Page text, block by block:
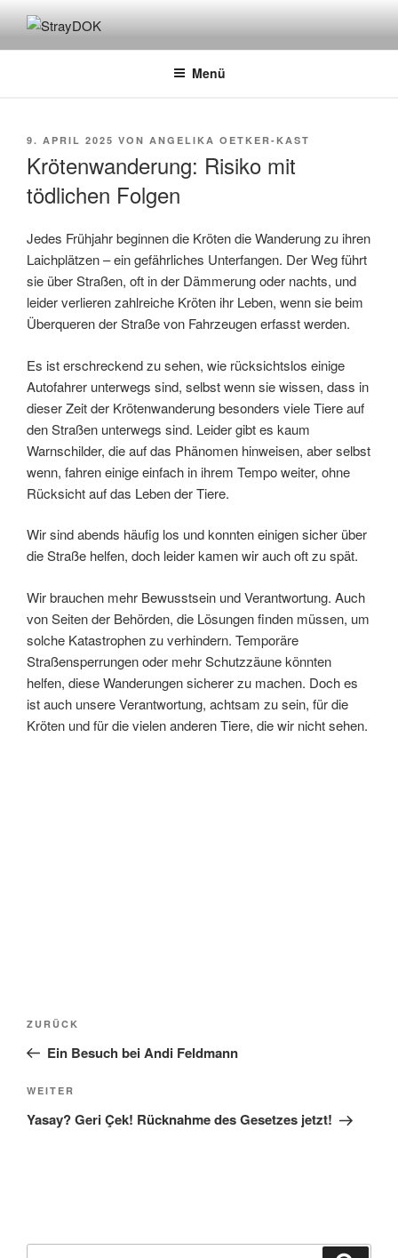
Inhalt
springenSTRAYDOK
Menü
VERÖFFENTLICHT
9. APRIL 2025 VON ANGELIKA OETKER-KAST
Krötenwanderung: Risiko mit
tödlichen Folgen
Jedes Frühjahr beginnen die Kröten die Wanderung zu ihren
Laichplätzen – ein gefährliches Unterfangen. Der Weg führt
sie über Straßen, oft in der Dämmerung oder nachts, und
leider verlieren zahlreiche Kröten ihr Leben, wenn sie beim
Überqueren der Straße von Fahrzeugen erfasst werden.
Es ist erschreckend zu sehen, wie rücksichtslos einige
Autofahrer unterwegs sind, selbst wenn sie wissen, dass in
dieser Zeit der Krötenwanderung besonders viele Tiere auf
den Straßen unterwegs sind. Leider gibt es kaum
Warnschilder, die auf das Phänomen hinweisen, aber selbst
wenn, fahren einige einfach in ihrem Tempo weiter, ohne
Rücksicht auf das Leben der Tiere.
Wir sind abends häufig los und konnten einigen sicher über
die Straße helfen, doch leider kamen wir auch oft zu spät.
Wir brauchen mehr Bewusstsein und Verantwortung. Auch
von Seiten der Behörden, die Lösungen finden müssen, um
solche Katastrophen zu verhindern. Temporäre
Straßensperrungen oder mehr Schutzzäune könnten
helfen, diese Wanderungen sicherer zu machen. Doch es
ist auch unsere Verantwortung, achtsam zu sein, für die
Kröten und für die vielen anderen Tiere, die wir nicht sehen.
Beitragsnavigation
Vorheriger
Beitrag
ZURÜCK
Ein Besuch bei Andi Feldmann
Nächster
Beitrag
WEITER
Yasay? Geri Çek! Rücknahme des Gesetzes jetzt!